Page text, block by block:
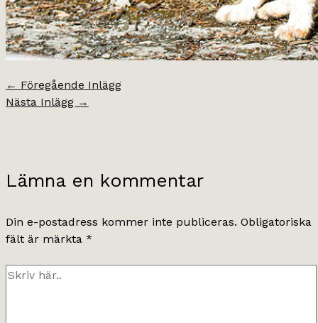
← Föregående Inlägg
Nästa Inlägg →
Lämna en kommentar
Din e-postadress kommer inte publiceras. Obligatoriska
fält är märkta *
Skriv